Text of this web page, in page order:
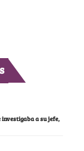
investigaba a su jefe,